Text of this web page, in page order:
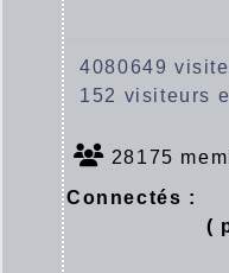
4080649
152 visiteurs
28175
Connectés :
(